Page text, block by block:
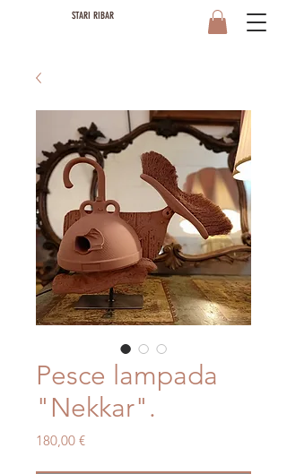
STARI RIBAR
Pesce lampada
"Nekkar".
180,00 €Prezzo